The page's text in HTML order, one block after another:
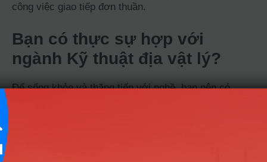
công việc giao tiếp đơn thuần.
Bạn có thực sự hợp với
ngành Kỹ thuật địa vật lý?
Để sống khỏe và thăng tiến với nghề, bạn nên có